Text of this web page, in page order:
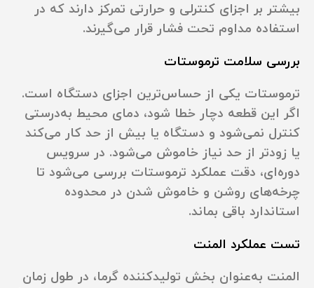
بیشتر بر اجزای کنترلی و حرارتی تمرکز دارند که در
استفاده مداوم تحت فشار قرار می‌گیرند.
بررسی سلامت ترموستات
ترموستات یکی از حساس‌ترین اجزای دستگاه است.
اگر این قطعه دچار خطا شود، دمای محیط به‌درستی
کنترل نمی‌شود و دستگاه یا بیش از حد کار می‌کند
یا زودتر از حد نیاز خاموش می‌شود. در سرویس
دوره‌ای، دقت عملکرد ترموستات بررسی می‌شود تا
چرخه‌های روشن و خاموش شدن در محدوده
استاندارد باقی بماند.
تست عملکرد المنت
المنت به‌عنوان بخش تولیدکننده گرما، در طول زمان